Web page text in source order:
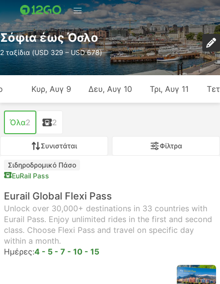
Σόφια έως Όσλο
2 ταξίδια (USD 329 – USD 678)
Κυρ, Αυγ 9 Δευ, Αυγ 10 Τρι, Αυγ 11
Όλα2 2
Συνιστάται Φίλτρα
Σιδηροδρομικό Πάσο
EuRail Pass
Eurail Global Flexi Pass
Unlock over 30,000+ destinations in 33 countries with
Eurail Pass. Enjoy unlimited rides in the first and second
class. Choose Flexi Pass and travel on specific day
within a month.
Ημέρες:4 - 5 - 7 - 10 - 15